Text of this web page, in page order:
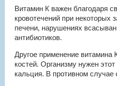
Витамин К важен благодаря
кровотечений при некоторых
печени, нарушениях
антибиотиков.
Другое применение
костей. Организму нужен
кальция. В противном случае